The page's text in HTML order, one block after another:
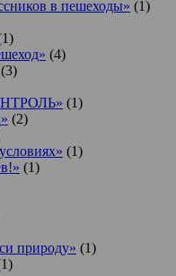
в пешеходы» (1)
(4)
(3)
(1)
(2)
(1)
(1)
природу» (1)